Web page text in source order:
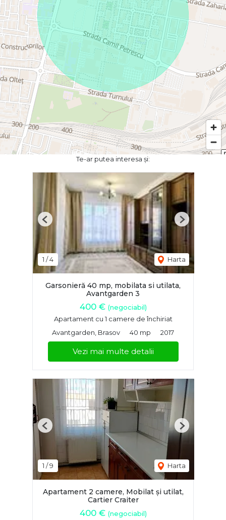
Te-ar putea interesa și:
1 /4 Harta
Previous Next
Garsonieră 40 mp, mobilata si utilata,
Avantgarden 3
400 € (negociabil)
Apartament cu 1 camere de închiriat
Avantgarden, Brasov
40 mp 2017
Vezi mai multe detalii
1 /9 Harta
Previous Next
Apartament 2 camere, Mobilat și utilat,
Cartier Craiter
400 € (negociabil)